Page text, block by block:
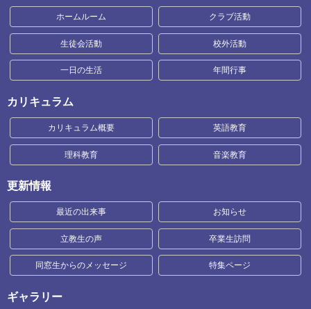
ホームルーム クラブ活動
生徒会活動 校外活動
一日の生活 年間行事
カリキュラム
カリキュラム概要 英語教育
理科教育 音楽教育
更新情報
最近の出来事 お知らせ
立教生の声 卒業生訪問
同窓生からのメッセージ 特集ページ
ギャラリー